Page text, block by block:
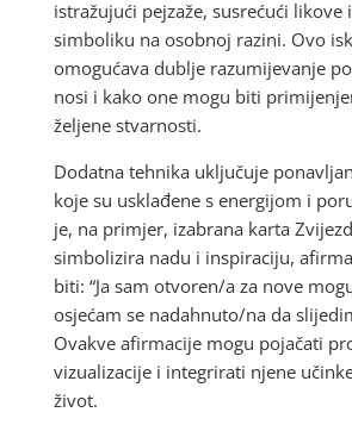
istražujući pejzaže, susrećući likove
simboliku na osobnoj razini. Ovo
omogućava dublje razumijevanje
nosi i kako one mogu biti
željene stvarnosti.
Dodatna tehnika uključuje
koje su usklađene s energijom i
je, na primjer, izabrana karta
simbolizira nadu i inspiraciju,
biti: “Ja sam otvoren/a za nove
osjećam se nadahnuto/na da
Ovakve afirmacije mogu pojačati
vizualizacije i integrirati njene
život.